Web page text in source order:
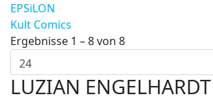
EPSiLON
Kult Comics
Ergebnisse 1 – 8 von 8
LUZIAN ENGELHARDT